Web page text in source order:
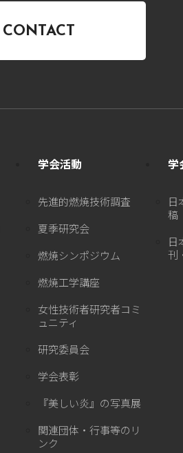
CONTACT
学会活動
先進的燃焼技術調査
夏季研究会
燃焼シンポジウム
燃焼工学講座
女性技術者研究者コミ
ュニティ
研究委員会
学会表彰
『美しい炎』の写真展
関連団体・行事等のリ
ンク
学
日
稿
日
刊